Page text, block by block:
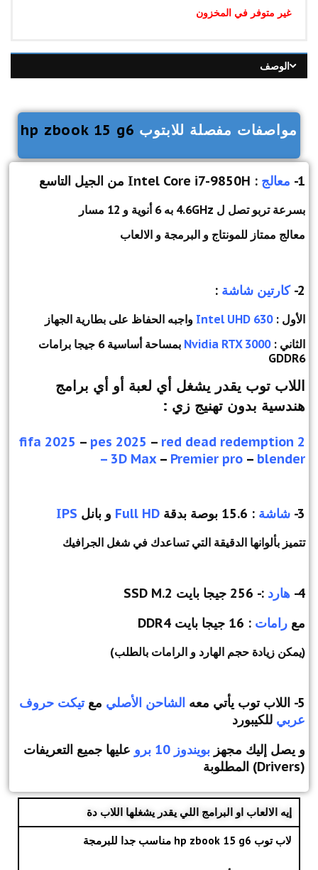
غير متوفر في المخزون
الوصف
مواصفات مفصلة للابتوب hp zbook 15 g6
1- معالج : Intel Core i7-9850H من الجيل التاسع
بسرعة تربو تصل ل 4.6GHz به 6 أنوية و 12 مسار
معالج ممتاز للمونتاج و البرمجة و الالعاب
2- كارتين شاشة :
الأول :Intel UHD 630 واجبه الحفاظ على بطارية الجهاز
الثاني :Nvidia RTX 3000
بمساحة أساسية 6 جيجا برامات
GDDR6
اللاب توب يقدر يشغل أي لعبة أو أي برامج
هندسية بدون تهنيج زي :
fifa 2025 – pes 2025 – red dead redemption 2
– 3D Max – Premier pro – blender
3- شاشة : 15.6 بوصة بدقة Full HD و بانل IPS
تتميز بألوانها الدقيقة التي تساعدك في شغل الجرافيك
4- هارد :- 256 جيجا بايت SSD M.2
مع رامات : 16 جيجا بايت DDR4
(يمكن زيادة حجم الهارد و الرامات بالطلب)
5- اللاب توب يأتي معه الشاحن الأصلي معتيكت حروف
عربي للكيبورد
و يصل إليك مجهز بويندوز 10 برو
عليها جميع التعريفات
(Drivers) المطلوبة
إيه الالعاب او البرامج اللي يقدر يشغلها اللاب دة
لاب توب hp zbook 15 g6 مناسب جدا للبرمجة